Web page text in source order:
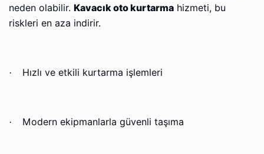
neden olabilir. Kavacık oto kurtarma hizmeti, bu
riskleri en aza indirir.
· Hızlı ve etkili kurtarma işlemleri
· Modern ekipmanlarla güvenli taşıma